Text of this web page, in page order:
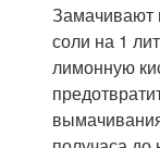
Замачивают
соли на 1
лимонную